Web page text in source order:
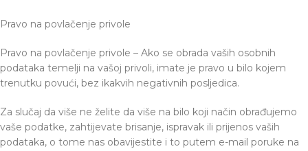
Pravo na povlačenje privole
Pravo na povlačenje privole – Ako se obrada vaših osobnih
podataka temelji na vašoj privoli, imate je pravo u bilo kojem
trenutku povući, bez ikakvih negativnih posljedica.
Za slučaj da više ne želite da više na bilo koji način obrađujemo
vaše podatke, zahtijevate brisanje, ispravak ili prijenos vaših
podataka, o tome nas obavijestite i to putem e-mail poruke na